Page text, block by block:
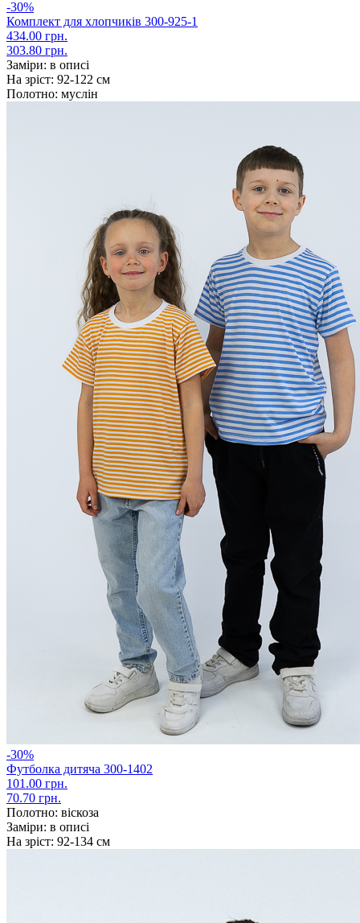
-30%
Комплект для хлопчиків 300-925-1
434.00 грн.
303.80 грн.
Заміри: в описі
На зріст: 92-122 см
Полотно: муслін
-30%
Футболка дитяча 300-1402
101.00 грн.
70.70 грн.
Полотно: віскоза
Заміри: в описі
На зріст: 92-134 см